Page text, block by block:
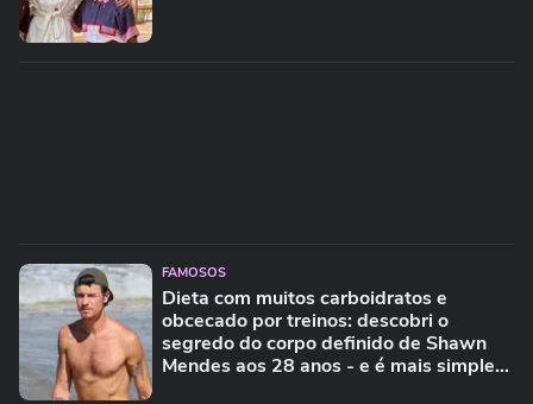
FAMOSOS
Dieta com muitos carboidratos e
obcecado por treinos: descobri o
segredo do corpo definido de Shawn
Mendes aos 28 anos - e é mais simples